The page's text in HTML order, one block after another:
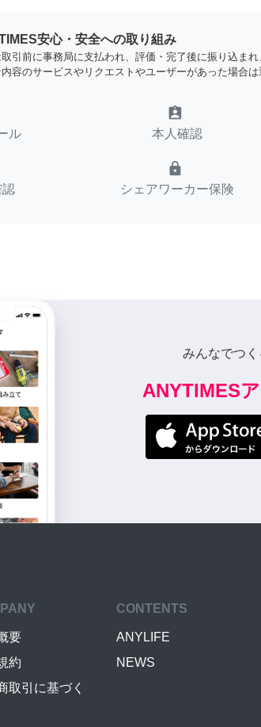
安心・安全への取り組み
引前に事務局に支払われ、評価・完了後に振り込ま
容のサービスやリクエストやユーザーがあった場合は
ル
assignment_ind
本人確認
lock
シェアワーカー保険
みんなでつく
ANYTIMES
要
約
取引に基づく
CONTENTS
ANYLIFE
NEWS